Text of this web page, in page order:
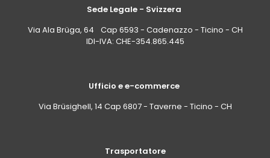
Sede Legale - Svizzera
Via Ala Brüga, 64 Cap 6593 - Cadenazzo - Ticino - CH
IDI-IVA: CHE-354.865.445
Ufficio e e-commerce
Via Brüsighell, 14 Cap 6807 - Taverne - Ticino - CH
Trasportatore